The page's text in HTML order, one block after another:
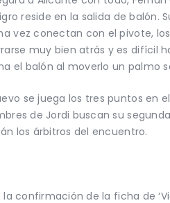
reside en la salida de balón.
vez conectan con el pivote,
muy bien atrás y es difícil
el balón al moverlo un palmo
se juega los tres puntos
de Jordi buscan su
los árbitros del encuentro.
la confirmación de la ficha de